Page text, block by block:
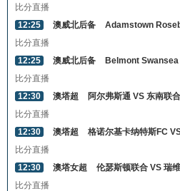
比分直播
12:25
澳威北后备
Adamstown
比分直播
12:25
澳威北后备
Belmont
比分直播
12:30
澳塔超
阿尔弗斯通 VS 东南联合
比分直播
12:30
澳塔超
格诺尔基卡纳特斯FC
比分直播
12:30
澳塔女超
伦瑟斯顿联合 VS 瑞
比分直播